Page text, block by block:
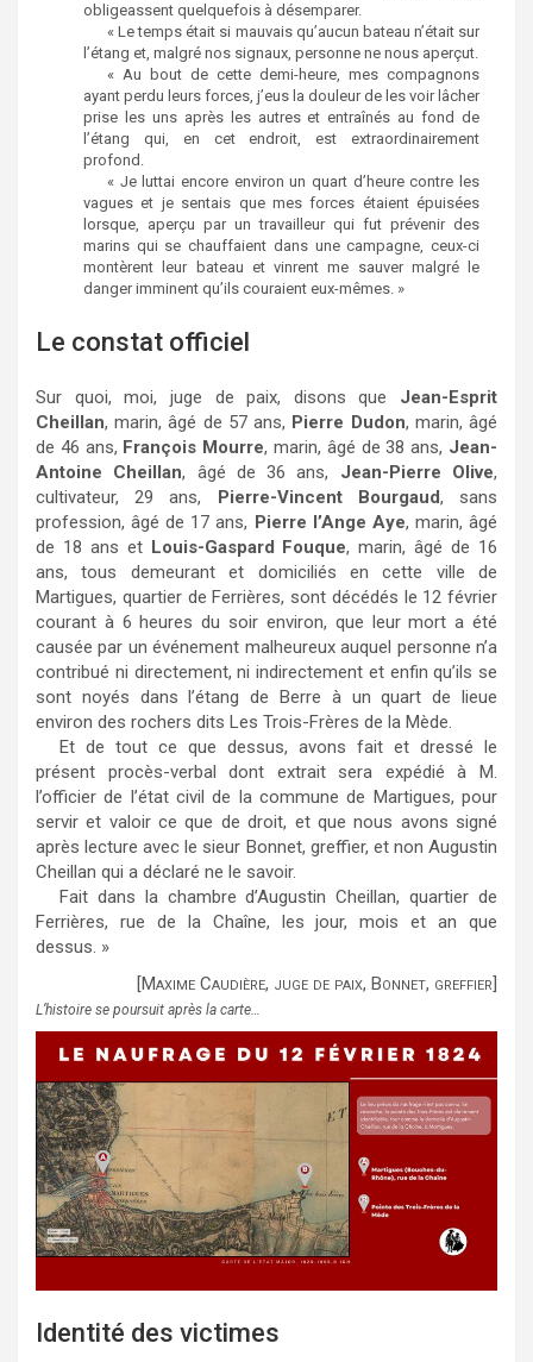
obligeassent quelquefois à désemparer.
« Le temps était si mauvais qu’aucun bateau n’était sur
l’étang et, malgré nos signaux, personne ne nous aperçut.
« Au bout de cette demi-heure, mes compagnons
ayant perdu leurs forces, j’eus la douleur de les voir lâcher
prise les uns après les autres et entraînés au fond de
l’étang qui, en cet endroit, est extraordinairement
profond.
« Je luttai encore environ un quart d’heure contre les
vagues et je sentais que mes forces étaient épuisées
lorsque, aperçu par un travailleur qui fut prévenir des
marins qui se chauffaient dans une campagne, ceux-ci
montèrent leur bateau et vinrent me sauver malgré le
danger imminent qu’ils couraient eux-mêmes. »
Le constat officiel
Sur quoi, moi, juge de paix, disons que Jean-Esprit
Cheillan, marin, âgé de 57 ans, Pierre Dudon, marin, âgé
de 46 ans, François Mourre, marin, âgé de 38 ans, Jean-
Antoine Cheillan, âgé de 36 ans, Jean-Pierre Olive,
cultivateur, 29 ans, Pierre-Vincent Bourgaud, sans
profession, âgé de 17 ans, Pierre l’Ange Aye, marin, âgé
de 18 ans et Louis-Gaspard Fouque, marin, âgé de 16
ans, tous demeurant et domiciliés en cette ville de
Martigues, quartier de Ferrières, sont décédés le 12 février
courant à 6 heures du soir environ, que leur mort a été
causée par un événement malheureux auquel personne n’a
contribué ni directement, ni indirectement et enfin qu’ils se
sont noyés dans l’étang de Berre à un quart de lieue
environ des rochers dits Les Trois-Frères de la Mède.
Et de tout ce que dessus, avons fait et dressé le
présent procès-verbal dont extrait sera expédié à M.
l’officier de l’état civil de la commune de Martigues, pour
servir et valoir ce que de droit, et que nous avons signé
après lecture avec le sieur Bonnet, greffier, et non Augustin
Cheillan qui a déclaré ne le savoir.
Fait dans la chambre d’Augustin Cheillan, quartier de
Ferrières, rue de la Chaîne, les jour, mois et an que
dessus. »
[Maxime Caudière, juge de paix, Bonnet, greffier]
L’histoire se poursuit après la carte…
Identité des victimes